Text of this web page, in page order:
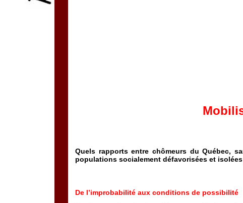
Quels rapports entre chômeurs du Québec,
populations socialement défavorisées et
De l’improbabilité aux conditions de possibilité